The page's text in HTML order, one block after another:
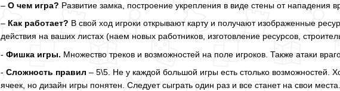
– О чем игра? Развитие замка, построение укрепления в виде стены от нападения
– Как работает? В свой ход игроки открывают карту и получают изображенные
действия на ваших листах (наем новых работников, изготовление ресурсов,
- Фишка игры. Множество треков и возможностей на поле игроков. Также атаки
- Сложность правил – 5\5. Не у каждой большой игры есть столько возможностей.
ячеек, но дизайн игры понятен. Следует сыграть один раз и все станет на свои